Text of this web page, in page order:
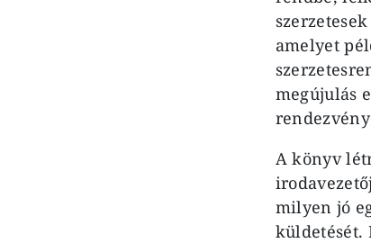
amelyet
megújulás
A könyv
milyen jó
küldetését.